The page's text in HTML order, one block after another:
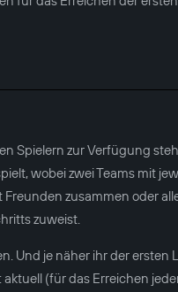
Spielern zur Verfügung
wobei zwei Teams mit
zusammen oder
zuweist.
Und je näher ihr der ersten
(für das Erreichen